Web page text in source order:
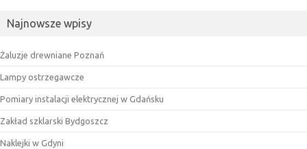
Najnowsze wpisy
Żaluzje drewniane Poznań
Lampy ostrzegawcze
Pomiary instalacji elektrycznej w Gdańsku
Zakład szklarski Bydgoszcz
Naklejki w Gdyni